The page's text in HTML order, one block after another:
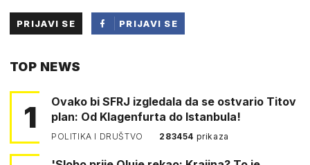
PRIJAVI SE
PRIJAVI SE
TOP NEWS
1
Ovako bi SFRJ izgledala da se ostvario Titov
plan: Od Klagenfurta do Istanbula!
POLITIKA I DRUŠTVO 283454 prikaza